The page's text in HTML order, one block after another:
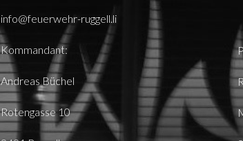
info@feuerwehr-ruggell.li
Kommandant:
Andreas Büchel
Rotengasse 10